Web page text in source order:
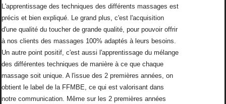
L'apprentissage des techniques des différents massages est
précis et bien expliqué. Le grand plus, c'est l'acquisition
d'une qualité du toucher de grande qualité, pour pouvoir offrir
à nos clients des massages 100% adaptés à leurs besoins.
Un autre point positif, c'est aussi l'apprentissage du mélange
des différentes techniques de manière à ce que chaque
massage soit unique. A l'issue des 2 premières années, on
obtient le label de la FFMBE, ce qui est valorisant dans
notre communication. Même sur les 2 premières années